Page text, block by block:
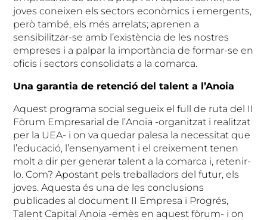
joves coneixen els sectors econòmics i emergents,
però també, els més arrelats; aprenen a
sensibilitzar-se amb l’existència de les nostres
empreses i a palpar la importància de formar-se en
oficis i sectors consolidats a la comarca.
Una garantia de retenció del talent a l’Anoia
Aquest programa social segueix el full de ruta del II
Fòrum Empresarial de l’Anoia -organitzat i realitzat
per la UEA- i on va quedar palesa la necessitat que
l’educació, l’ensenyament i el creixement tenen
molt a dir per generar talent a la comarca i, retenir-
lo. Com? Apostant pels treballadors del futur, els
joves. Aquesta és una de les conclusions
publicades al document II Empresa i Progrés,
Talent Capital Anoia -emès en aquest fòrum- i on